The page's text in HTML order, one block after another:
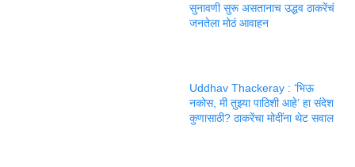
सुनावणी सुरू असतानाच उद्धव ठाकरेंचं
जनतेला मोठं आवाहन
Uddhav Thackeray : ‘भिऊ
नकोस, मी तुझ्या पाठिशी आहे’ हा संदेश
कुणासाठी? ठाकरेंचा मोदींना थेट सवाल